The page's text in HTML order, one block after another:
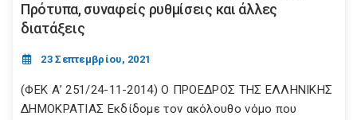
Πρότυπα, συναφείς ρυθμίσεις και άλλες
διατάξεις
23 Σεπτεμβρίου, 2021
(ΦΕΚ Α’ 251/24-11-2014) Ο ΠΡΟΕΔΡΟΣ ΤΗΣ ΕΛΛΗΝΙΚΗΣ
ΔΗΜΟΚΡΑΤΙΑΣ Εκδίδομε τον ακόλουθο νόμο που